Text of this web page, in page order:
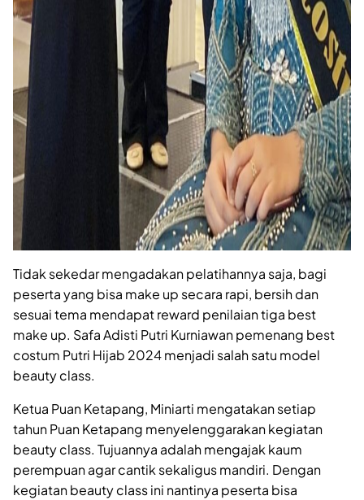
Tidak sekedar mengadakan pelatihannya saja, bagi
peserta yang bisa make up secara rapi, bersih dan
sesuai tema mendapat reward penilaian tiga best
make up. Safa Adisti Putri Kurniawan pemenang best
costum Putri Hijab 2024 menjadi salah satu model
beauty class.
Ketua Puan Ketapang, Miniarti mengatakan setiap
tahun Puan Ketapang menyelenggarakan kegiatan
beauty class. Tujuannya adalah mengajak kaum
perempuan agar cantik sekaligus mandiri. Dengan
kegiatan beauty class ini nantinya peserta bisa